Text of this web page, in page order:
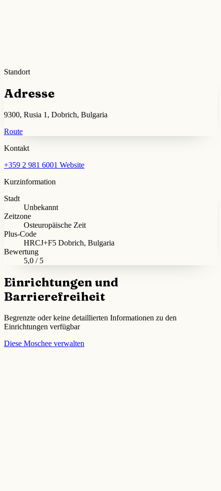
Standort
Adresse
9300, Rusia 1, Dobrich, Bulgaria
Route
Kontakt
+359 2 981 6001 Website
Kurzinformation
Stadt
Unbekannt
Zeitzone
Osteuropäische Zeit
Plus-Code
HRCJ+F5 Dobrich, Bulgaria
Bewertung
5,0 / 5
Einrichtungen und
Barrierefreiheit
Begrenzte oder keine detaillierten Informationen zu den
Einrichtungen verfügbar
Diese Moschee verwalten